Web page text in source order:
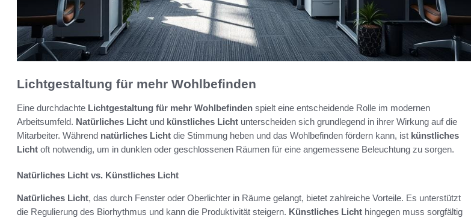
Lichtgestaltung für mehr Wohlbefinden
Eine durchdachte Lichtgestaltung für mehr Wohlbefinden spielt eine entscheidende Rolle im modernen
Arbeitsumfeld. Natürliches Licht und künstliches Licht unterscheiden sich grundlegend in ihrer Wirkung auf die
Mitarbeiter. Während natürliches Licht die Stimmung heben und das Wohlbefinden fördern kann, ist künstliches
Licht oft notwendig, um in dunklen oder geschlossenen Räumen für eine angemessene Beleuchtung zu sorgen.
Natürliches Licht vs. Künstliches Licht
Natürliches Licht, das durch Fenster oder Oberlichter in Räume gelangt, bietet zahlreiche Vorteile. Es unterstützt
die Regulierung des Biorhythmus und kann die Produktivität steigern. Künstliches Licht hingegen muss sorgfältig